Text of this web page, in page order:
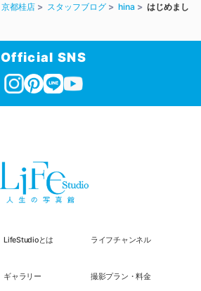
京都桂店 スタッフブログ hina
はじめまし
Official SNS
LifeStudioとは ライフチャンネル
ギャラリー 撮影プラン・料金